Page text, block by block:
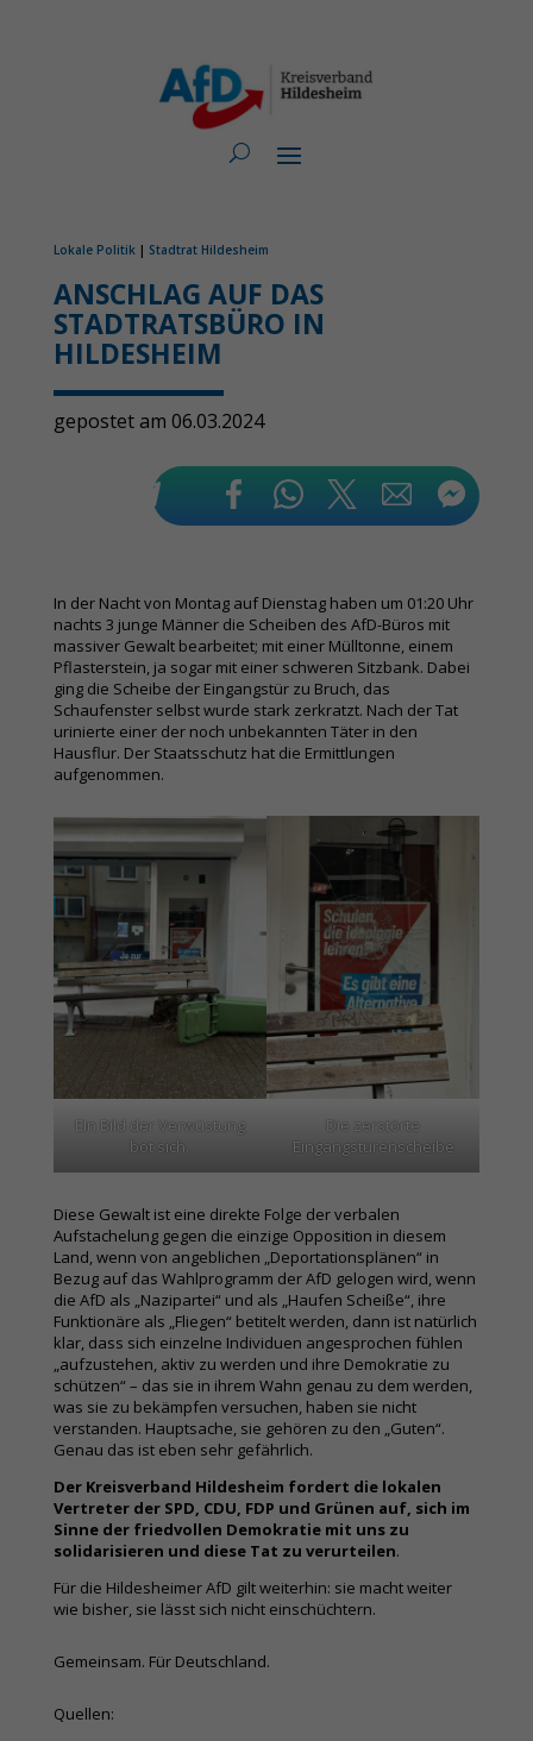
Lokale Politik | Stadtrat Hildesheim
ANSCHLAG AUF DAS
STADTRATSBÜRO IN
HILDESHEIM
gepostet am 06.03.2024
In der Nacht von Montag auf Dienstag haben um 01:20 Uhr
nachts 3 junge Männer die Scheiben des AfD-Büros mit
massiver Gewalt bearbeitet; mit einer Mülltonne, einem
Pflasterstein, ja sogar mit einer schweren Sitzbank. Dabei
ging die Scheibe der Eingangstür zu Bruch, das
Schaufenster selbst wurde stark zerkratzt. Nach der Tat
urinierte einer der noch unbekannten Täter in den
Hausflur. Der Staatsschutz hat die Ermittlungen
aufgenommen.
EIn Bild der Verwüstung
bot sich.
Die zerstörte
Eingangstürenscheibe
Diese Gewalt ist eine direkte Folge der verbalen
Aufstachelung gegen die einzige Opposition in diesem
Land, wenn von angeblichen „Deportationsplänen“ in
Bezug auf das Wahlprogramm der AfD gelogen wird, wenn
die AfD als „Nazipartei“ und als „Haufen Scheiße“, ihre
Funktionäre als „Fliegen“ betitelt werden, dann ist natürlich
klar, dass sich einzelne Individuen angesprochen fühlen
„aufzustehen, aktiv zu werden und ihre Demokratie zu
schützen“ – das sie in ihrem Wahn genau zu dem werden,
was sie zu bekämpfen versuchen, haben sie nicht
verstanden. Hauptsache, sie gehören zu den „Guten“.
Genau das ist eben sehr gefährlich.
Der Kreisverband Hildesheim fordert die lokalen
Vertreter der SPD, CDU, FDP und Grünen auf, sich im
Sinne der friedvollen Demokratie mit uns zu
solidarisieren und diese Tat zu verurteilen.
Für die Hildesheimer AfD gilt weiterhin: sie macht weiter
wie bisher, sie lässt sich nicht einschüchtern.
Gemeinsam. Für Deutschland.
Quellen: